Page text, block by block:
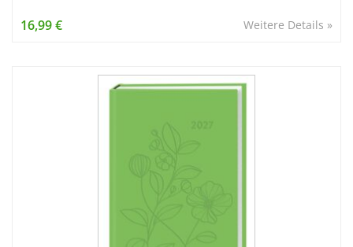
Weitere Details »
16,99 €